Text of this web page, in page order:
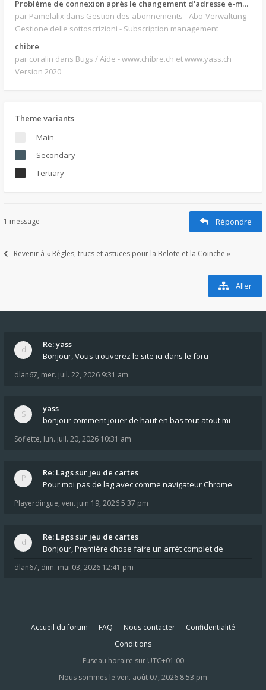
Problème de connexion après le changement d'adresse e-mail.
par Pamelalix dans Gestion des abonnements - Abo-Verwaltung -
Gestione delle sottoscrizioni - Subscription management
chibre
par coralin dans Bugs / Aide - www.chibre.ch et www.yass.ch
Version 2020
Theme variants
Main
Secondary
Tertiary
1 message Répondre
Revenir à « Règles, trucs et astuces pour la Belote et la Coinche »
Aller
Re: yass
Bonjour, Vous trouverez le site ici dans le foru
dlan67, mer. juil. 22, 2026 9:31 am
yass
bonjour comment jouer de haut en bas tout atout mi
Soflette, lun. juil. 20, 2026 10:31 am
Re: Lags sur jeu de cartes
Pour moi pas de lag avec comme navigateur Chrome
Playerdingue, ven. juin 19, 2026 5:37 pm
Re: Lags sur jeu de cartes
Bonjour, Première chose faire un arrêt complet de
dlan67, dim. mai 03, 2026 12:41 pm
Accueil du forum FAQ Nous contacter
Confidentialité
Conditions
Fuseau horaire sur UTC+01:00
Nous sommes le ven. août 07, 2026 8:53 pm